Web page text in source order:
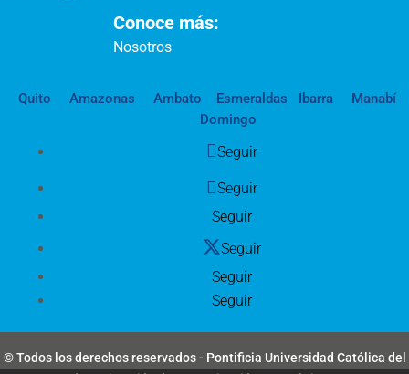
Conoce más:
Nosotros
Quito Amazonas Ambato Esmeraldas Ibarra
Manabí
Domingo
Seguir
Seguir
Seguir
Seguir
Seguir
Seguir
© Todos los derechos reservados - Pontificia Universidad Católica del